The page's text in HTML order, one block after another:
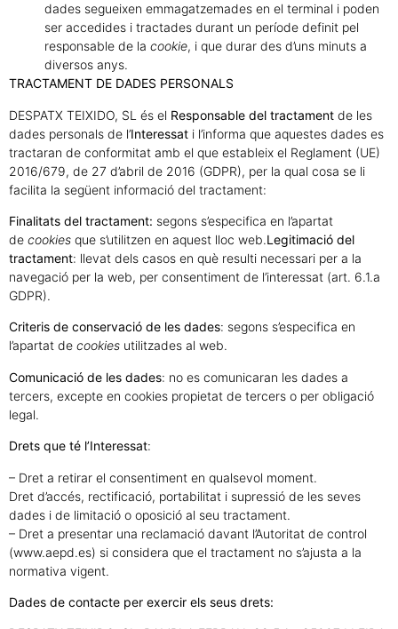
dades segueixen emmagatzemades en el terminal i poden
ser accedides i tractades durant un període definit pel
responsable de la cookie, i que durar des d’uns minuts a
diversos anys.
TRACTAMENT DE DADES PERSONALS
DESPATX TEIXIDO, SL és el Responsable del tractament de les
dades personals de l’Interessat i l’informa que aquestes dades es
tractaran de conformitat amb el que estableix el Reglament (UE)
2016/679, de 27 d’abril de 2016 (GDPR), per la qual cosa se li
facilita la següent informació del tractament:
Finalitats del tractament: segons s’especifica en l’apartat
de cookies que s’utilitzen en aquest lloc web.Legitimació del
tractament: llevat dels casos en què resulti necessari per a la
navegació per la web, per consentiment de l’interessat (art. 6.1.a
GDPR).
Criteris de conservació de les dades: segons s’especifica en
l’apartat de cookies utilitzades al web.
Comunicació de les dades: no es comunicaran les dades a
tercers, excepte en cookies propietat de tercers o per obligació
legal.
Drets que té l’Interessat:
– Dret a retirar el consentiment en qualsevol moment.
Dret d’accés, rectificació, portabilitat i supressió de les seves
dades i de limitació o oposició al seu tractament.
– Dret a presentar una reclamació davant l’Autoritat de control
(www.aepd.es) si considera que el tractament no s’ajusta a la
normativa vigent.
Dades de contacte per exercir els seus drets: